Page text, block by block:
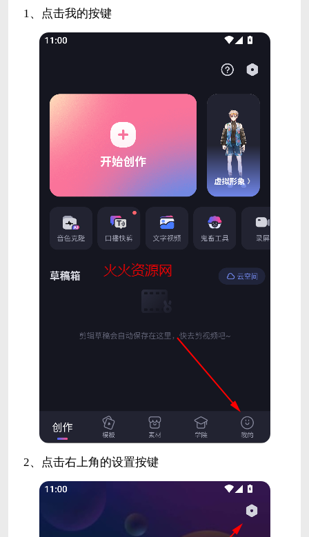
1、点击我的按键
2、点击右上角的设置按键